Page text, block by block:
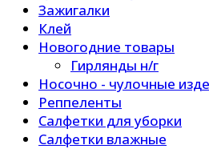
Зажигалки
Клей
Новогодние товары
Гирлянды н/г
Носочно - чулочные
Реппеленты
Салфетки для уборки
Салфетки влажные